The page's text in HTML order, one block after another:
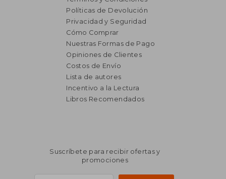
Políticas de Devolución
Privacidad y Seguridad
Cómo Comprar
Nuestras Formas de Pago
Opiniones de Clientes
Costos de Envío
Lista de autores
Incentivo a la Lectura
Libros Recomendados
Suscríbete para recibir ofertas y
promociones